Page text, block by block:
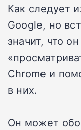
Как следует
Google, но
значит, что
Chrome и
в них.
Он может